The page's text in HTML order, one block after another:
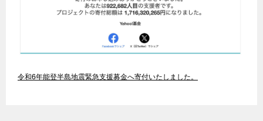
令和6年能登半島地震緊急支援募金へ寄付いたしました。